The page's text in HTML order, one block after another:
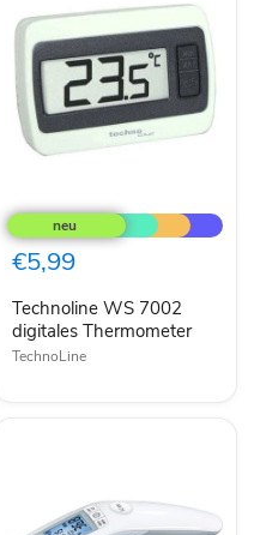
WS
7002
digitales
Thermometer
€5,99
Technoline WS 7002
digitales Thermometer
TechnoLine